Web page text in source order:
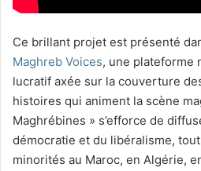
Ce brillant projet est présenté
Maghreb Voices, une plateforme
lucratif axée sur la couverture
histoires qui animent la scène
Maghrébines » s’efforce de
démocratie et du libéralisme,
minorités au Maroc, en Algérie,